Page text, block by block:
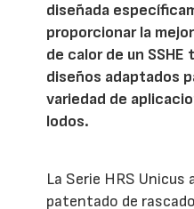
diseñada
proporcionar la
de calor de un
diseños adaptados
variedad de
lodos.
La Serie HRS
patentado de